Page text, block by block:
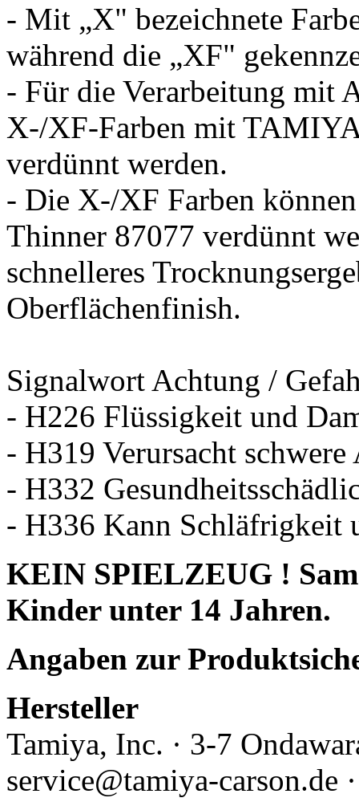
- Mit „X" bezeichnete
während die „XF"
- Für die Verarbeitung mit
X-/XF-Farben mit
verdünnt werden.
- Die X-/XF Farben
Thinner 87077 verdünnt
schnelleres
Oberflächenfinish.
Signalwort Achtung /
- H226 Flüssigkeit und
- H319 Verursacht
- H332
- H336 Kann Schläfrigkeit
KEIN SPIELZEUG !
Kinder unter 14 Jahren.
Angaben zur
Hersteller
Tamiya, Inc. · 3-7
service@tamiya-carson.de